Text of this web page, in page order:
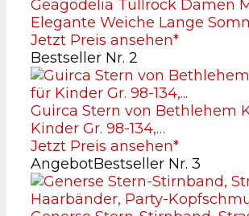
Geagodelia Tüllrock Damen
Elegante Weiche Lange
Jetzt Preis ansehen*
Bestseller Nr. 2
Guirca Stern von Bethlehem
Kinder Gr. 98-134,…
Jetzt Preis ansehen*
AngebotBestseller Nr. 3